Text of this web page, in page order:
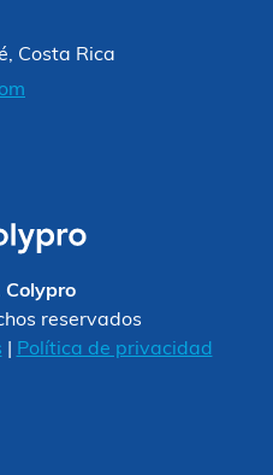
Costa Rica
reservados
Política de privacidad